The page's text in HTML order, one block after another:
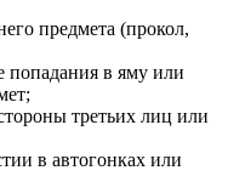
предмета (прокол,
попадания в яму или
третьих лиц или
в автогонках или